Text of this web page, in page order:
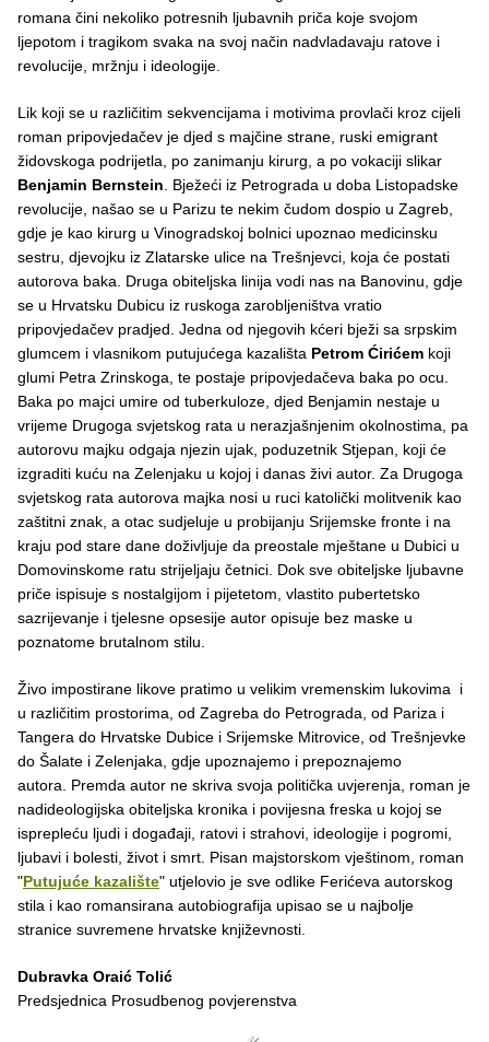
romana čini nekoliko potresnih ljubavnih priča koje svojom
ljepotom i tragikom svaka na svoj način nadvladavaju ratove i
revolucije, mržnju i ideologije.
Lik koji se u različitim sekvencijama i motivima provlači kroz cijeli
roman pripovjedačev je djed s majčine strane, ruski emigrant
židovskoga podrijetla, po zanimanju kirurg, a po vokaciji slikar
Benjamin Bernstein . Bježeći iz Petrograda u doba Listopadske
revolucije, našao se u Parizu te nekim čudom dospio u Zagreb,
gdje je kao kirurg u Vinogradskoj bolnici upoznao medicinsku
sestru, djevojku iz Zlatarske ulice na Trešnjevci, koja će postati
autorova baka. Druga obiteljska linija vodi nas na Banovinu, gdje
se u Hrvatsku Dubicu iz ruskoga zarobljeništva vratio
pripovjedačev pradjed. Jedna od njegovih kćeri bježi sa srpskim
glumcem i vlasnikom putujućega kazališta Petrom Ćirićem koji
glumi Petra Zrinskoga, te postaje pripovjedačeva baka po ocu.
Baka po majci umire od tuberkuloze, djed Benjamin nestaje u
vrijeme Drugoga svjetskog rata u nerazjašnjenim okolnostima, pa
autorovu majku odgaja njezin ujak, poduzetnik Stjepan, koji će
izgraditi kuću na Zelenjaku u kojoj i danas živi autor. Za Drugoga
svjetskog rata autorova majka nosi u ruci katolički molitvenik kao
zaštitni znak, a otac sudjeluje u probijanju Srijemske fronte i na
kraju pod stare dane doživljuje da preostale mještane u Dubici u
Domovinskome ratu strijeljaju četnici. Dok sve obiteljske ljubavne
priče ispisuje s nostalgijom i pijetetom, vlastito pubertetsko
sazrijevanje i tjelesne opsesije autor opisuje bez maske u
poznatome brutalnom stilu.
Živo impostirane likove pratimo u velikim vremenskim lukovima i
u različitim prostorima, od Zagreba do Petrograda, od Pariza i
Tangera do Hrvatske Dubice i Srijemske Mitrovice, od Trešnjevke
do Šalate i Zelenjaka, gdje upoznajemo i prepoznajemo
autora. Premda autor ne skriva svoja politička uvjerenja, roman je
nadideologijska obiteljska kronika i povijesna freska u kojoj se
isprepleću ljudi i događaji, ratovi i strahovi, ideologije i pogromi,
ljubavi i bolesti, život i smrt. Pisan majstorskom vještinom, roman
"Putujuće kazalište" utjelovio je sve odlike Ferićeva autorskog
stila i kao romansirana autobiografija upisao se u najbolje
stranice suvremene hrvatske književnosti.
Dubravka Oraić Tolić
Predsjednica Prosudbenog povjerenstva